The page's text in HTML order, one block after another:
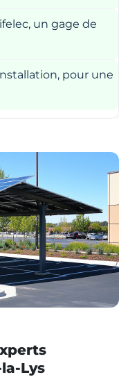
un gage de
pour une
Lys